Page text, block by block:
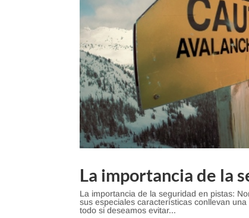
La importancia de la
La importancia de la seguridad en pistas:
sus especiales características conllevan
todo si deseamos evitar...